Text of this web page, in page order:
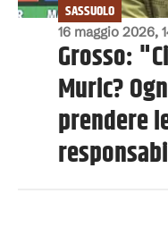
16 maggio 2026,
SASSUOLO
Grosso:
Muric?
prendere